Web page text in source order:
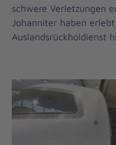
schwere Verletzungen
Johanniter haben
Auslandsrückholdienst